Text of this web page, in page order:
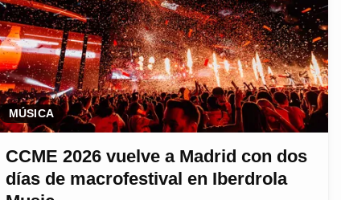
MÚSICA
CCME 2026 vuelve a Madrid con dos
días de macrofestival en Iberdrola